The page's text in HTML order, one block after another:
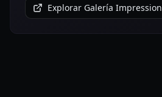
Explorar Galería